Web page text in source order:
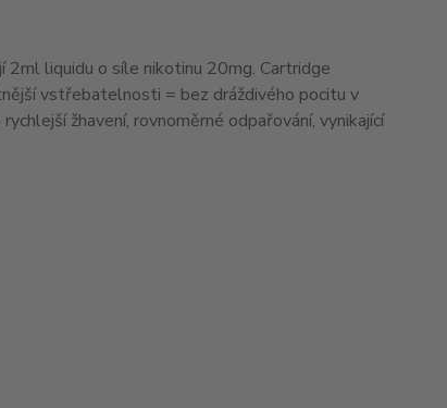
2ml liquidu o síle nikotinu 20mg. Cartridge
vstřebatelnosti = bez dráždivého pocitu v
žhavení, rovnoměrné odpařování, vynikající